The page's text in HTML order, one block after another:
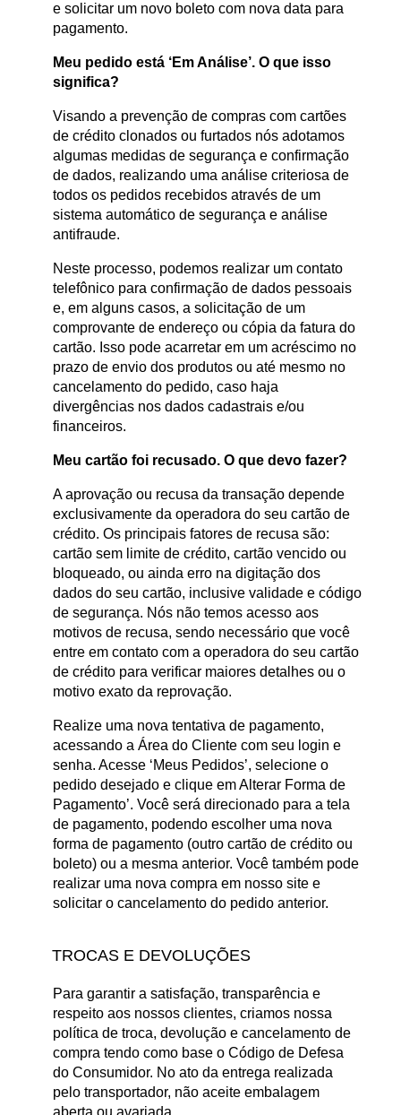
e solicitar um novo boleto com nova data para
pagamento.
Meu pedido está ‘Em Análise’. O que isso
significa?
Visando a prevenção de compras com cartões
de crédito clonados ou furtados nós adotamos
algumas medidas de segurança e confirmação
de dados, realizando uma análise criteriosa de
todos os pedidos recebidos através de um
sistema automático de segurança e análise
antifraude.
Neste processo, podemos realizar um contato
telefônico para confirmação de dados pessoais
e, em alguns casos, a solicitação de um
comprovante de endereço ou cópia da fatura do
cartão. Isso pode acarretar em um acréscimo no
prazo de envio dos produtos ou até mesmo no
cancelamento do pedido, caso haja
divergências nos dados cadastrais e/ou
financeiros.
Meu cartão foi recusado. O que devo fazer?
A aprovação ou recusa da transação depende
exclusivamente da operadora do seu cartão de
crédito. Os principais fatores de recusa são:
cartão sem limite de crédito, cartão vencido ou
bloqueado, ou ainda erro na digitação dos
dados do seu cartão, inclusive validade e código
de segurança. Nós não temos acesso aos
motivos de recusa, sendo necessário que você
entre em contato com a operadora do seu cartão
de crédito para verificar maiores detalhes ou o
motivo exato da reprovação.
Realize uma nova tentativa de pagamento,
acessando a Área do Cliente com seu login e
senha. Acesse ‘Meus Pedidos’, selecione o
pedido desejado e clique em Alterar Forma de
Pagamento’. Você será direcionado para a tela
de pagamento, podendo escolher uma nova
forma de pagamento (outro cartão de crédito ou
boleto) ou a mesma anterior. Você também pode
realizar uma nova compra em nosso site e
solicitar o cancelamento do pedido anterior.
TROCAS E DEVOLUÇÕES
Para garantir a satisfação, transparência e
respeito aos nossos clientes, criamos nossa
política de troca, devolução e cancelamento de
compra tendo como base o Código de Defesa
do Consumidor. No ato da entrega realizada
pelo transportador, não aceite embalagem
aberta ou avariada.